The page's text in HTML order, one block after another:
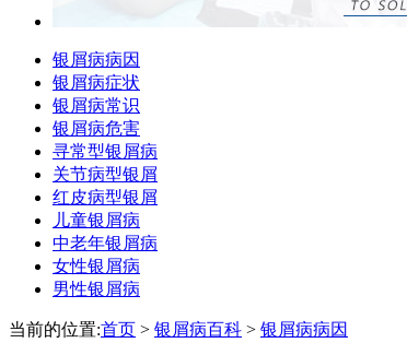
银屑病病因
银屑病症状
银屑病常识
银屑病危害
寻常型银屑病
关节病型银屑
红皮病型银屑
儿童银屑病
中老年银屑病
女性银屑病
男性银屑病
当前的位置:首页 > 银屑病百科 > 银屑病病因